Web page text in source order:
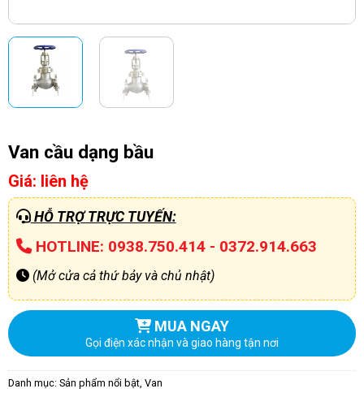
Van cầu dạng bầu
Giá: liên hệ
HỖ TRỢ TRỰC TUYẾN:
HOTLINE: 0938.750.414 - 0372.914.663
(Mở cửa cả thứ bảy và chủ nhật)
MUA NGAY
Gọi điện xác nhận và giao hàng tận nơi
Danh mục: Sản phẩm nổi bật, Van